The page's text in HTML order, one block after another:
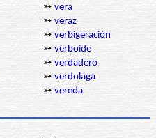
➳ vera
➳ veraz
➳ verbigeración
➳ verboide
➳ verdadero
➳ verdolaga
➳ vereda